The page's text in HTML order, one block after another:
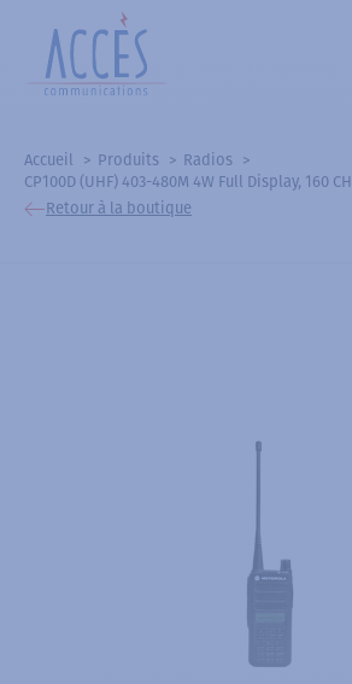
Accueil Produits
Radios
CP100D (UHF) 403-480M 4W Full Display, 160 CH
Retour à la boutique